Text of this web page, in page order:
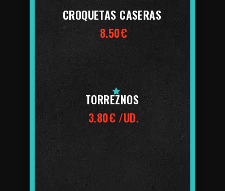
CROQUETAS CASERAS
8.50€
TORREZNOS
3.80€ /UD.